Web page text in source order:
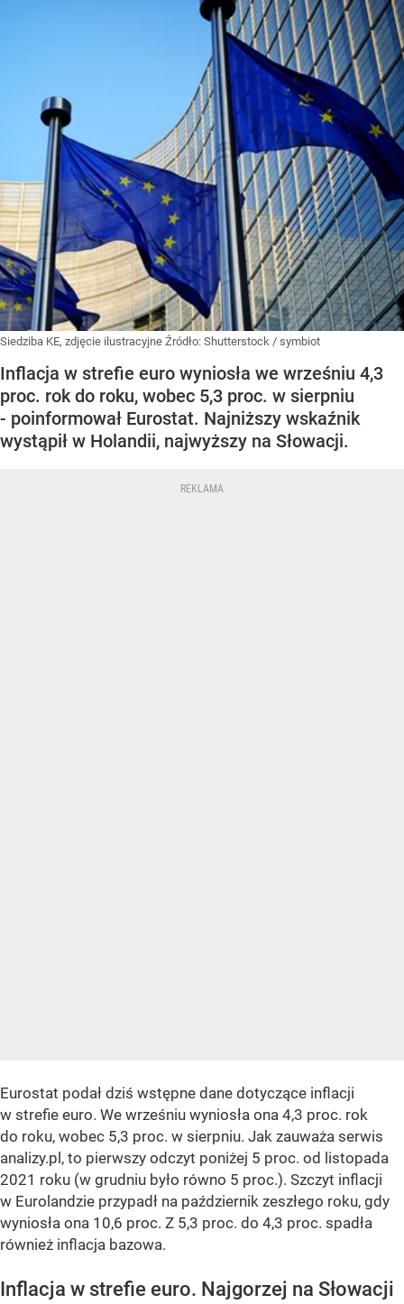
Siedziba KE, zdjęcie ilustracyjne Źródło: Shutterstock / symbiot
Inflacja w strefie euro wyniosła we wrześniu 4,3
proc. rok do roku, wobec 5,3 proc. w sierpniu
- poinformował Eurostat. Najniższy wskaźnik
wystąpił w Holandii, najwyższy na Słowacji.
Eurostat podał dziś wstępne dane dotyczące inflacji
w strefie euro. We wrześniu wyniosła ona 4,3 proc. rok
do roku, wobec 5,3 proc. w sierpniu. Jak zauważa serwis
analizy.pl, to pierwszy odczyt poniżej 5 proc. od listopada
2021 roku (w grudniu było równo 5 proc.). Szczyt inflacji
w Eurolandzie przypadł na październik zeszłego roku, gdy
wyniosła ona 10,6 proc. Z 5,3 proc. do 4,3 proc. spadła
również inflacja bazowa.
Inflacja w strefie euro. Najgorzej na Słowacji